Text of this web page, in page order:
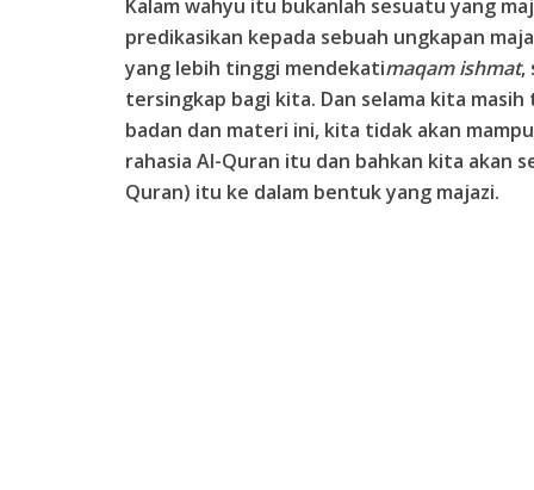
Kalam wahyu itu bukanlah sesuatu yang
predikasikan kepada sebuah ungkapan
yang lebih tinggi mendekatimaqam ishmat,
tersingkap bagi kita. Dan selama kita
badan dan materi ini, kita tidak akan
rahasia Al-Quran itu dan bahkan kita akan
Quran) itu ke dalam bentuk yang majazi.